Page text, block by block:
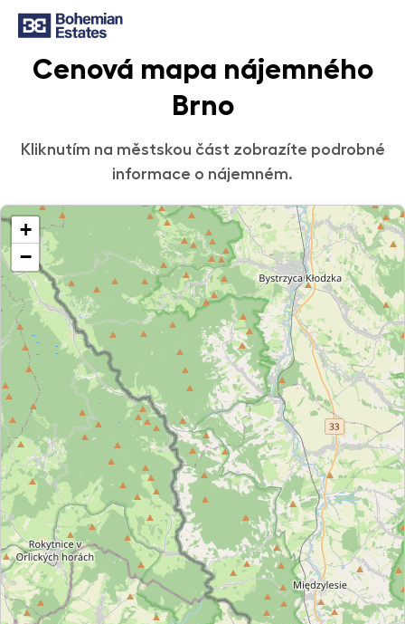
Cenová mapa nájemného
Brno
Kliknutím na městskou část zobrazíte podrobné
informace o nájemném.
+
−